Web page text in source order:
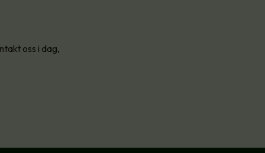
oss i dag,